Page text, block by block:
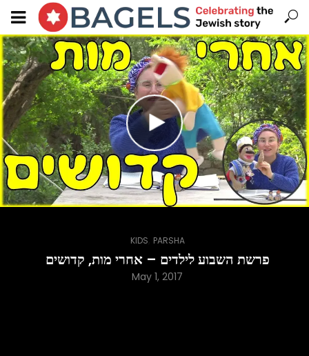
KIDS PARSHA
פרשת השבוע לילדים – אחרי מות, קדושים
May 1, 2017